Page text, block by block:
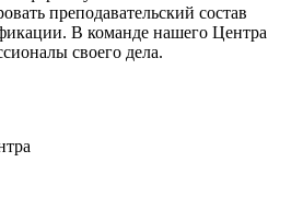
преподавательский состав
В команде нашего Центра
своего дела.